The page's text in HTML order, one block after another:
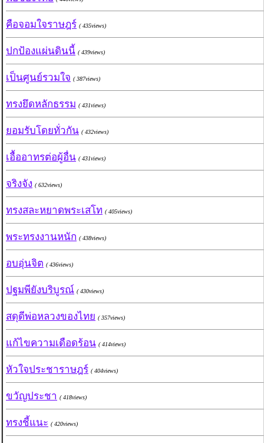
คือจอมใจราษฎร์ ( 435views)
ปกป้องแผ่นดินนี้ ( 439views)
เป็นศูนย์รวมใจ ( 387views)
ทรงยึดหลักธรรม ( 431views)
ยอมรับโดยทั่วกัน ( 432views)
เอื้ออาทรต่อผู้อื่น ( 431views)
จริงจัง ( 632views)
ทรงสละหยาดพระเสโท ( 405views)
พระทรงงานหนัก ( 438views)
อบอุ่นจิต ( 436views)
ปฐมพียังบริบูรณ์ ( 430views)
สดุดีพ่อหลวงของไทย ( 357views)
แก้ไขความเดือดร้อน ( 414views)
หัวใจประชาราษฎร์ ( 404views)
ขวัญประชา ( 418views)
ทรงชี้แนะ ( 420views)